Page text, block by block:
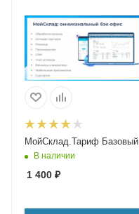
МойСклад.Тариф Базовый.
В наличии
1 400 ₽